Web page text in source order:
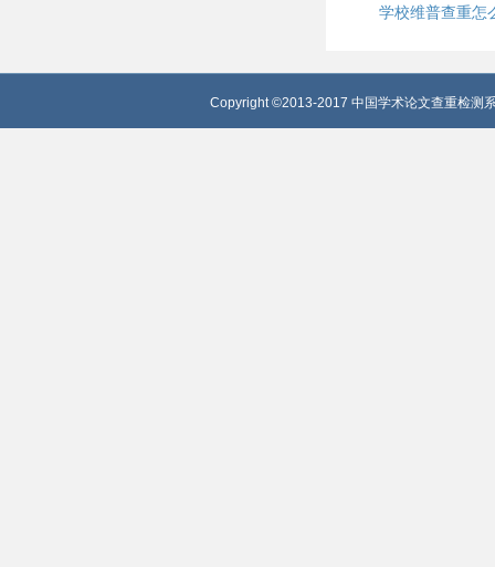
学校维普查重怎
Copyright ©2013-2017 中国学术论文查重检